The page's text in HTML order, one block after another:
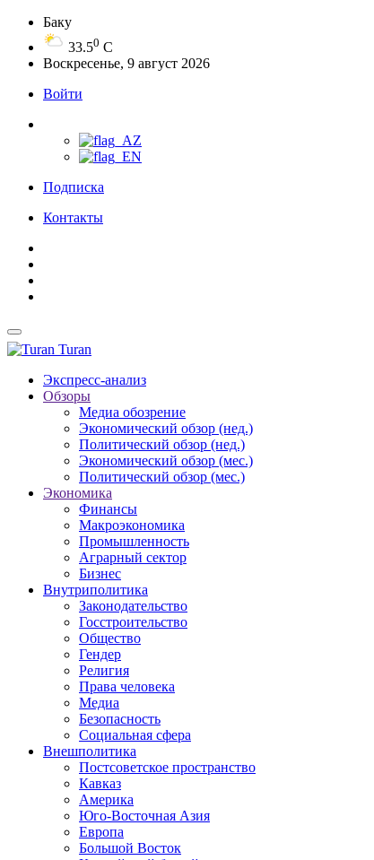
Баку
33.50 C
Воскресенье, 9 август 2026
Войти
Подписка
Контакты
Turan
Экспресс-анализ
Обзоры
Медиа обозрение
Экономический обзор (нед.)
Политический обзор (нед.)
Экономический обзор (мес.)
Политический обзор (мес.)
Экономика
Финансы
Макроэкономика
Промышленность
Аграрный сектор
Бизнес
Внутриполитика
Законодательство
Госстроительство
Общество
Гендер
Религия
Права человека
Медиа
Безопасность
Социальная сфера
Внешполитика
Постсоветское пространство
Кавказ
Америка
Юго-Восточная Азия
Европа
Большой Восток